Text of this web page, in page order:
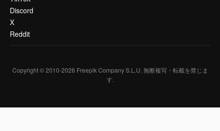
Discord
X
Reddit
Copyright © 2010-2026 Freepik Company S.L.U. 無断複写・転載を禁じま
す.